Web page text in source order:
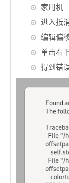
家用机
进入抵
编辑偏
单击右
得到错